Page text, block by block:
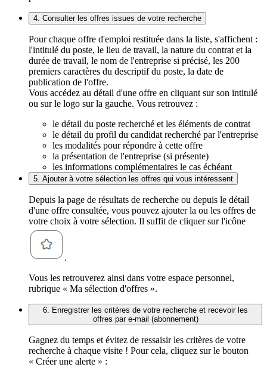
4. Consulter les offres issues de votre recherche
Pour chaque offre d'emploi restituée dans la liste, s'affichent :
l'intitulé du poste, le lieu de travail, la nature du contrat et la
durée de travail, le nom de l'entreprise si précisé, les 200
premiers caractères du descriptif du poste, la date de
publication de l'offre.
Vous accédez au détail d'une offre en cliquant sur son intitulé
ou sur le logo sur la gauche. Vous retrouvez :
le détail du poste recherché et les éléments de contrat
le détail du profil du candidat recherché par l'entreprise
les modalités pour répondre à cette offre
la présentation de l'entreprise (si présente)
les informations complémentaires le cas échéant
5. Ajouter à votre sélection les offres qui vous intéressent
Depuis la page de résultats de recherche ou depuis le détail
d'une offre consultée, vous pouvez ajouter la ou les offres de
votre choix à votre sélection. Il suffit de cliquer sur l'icône
.
Vous les retrouverez ainsi dans votre espace personnel,
rubrique « Ma sélection d'offres ».
6. Enregistrer les critères de votre recherche et recevoir les
offres par e-mail (abonnement)
Gagnez du temps et évitez de ressaisir les critères de votre
recherche à chaque visite ! Pour cela, cliquez sur le bouton
« Créer une alerte » :